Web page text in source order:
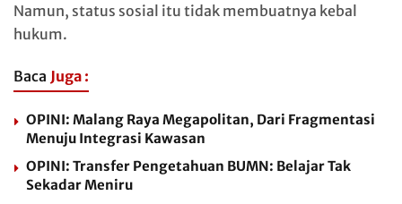
Namun, status sosial itu tidak membuatnya kebal
hukum.
Baca Juga :
OPINI: Malang Raya Megapolitan, Dari Fragmentasi
Menuju Integrasi Kawasan
OPINI: Transfer Pengetahuan BUMN: Belajar Tak
Sekadar Meniru